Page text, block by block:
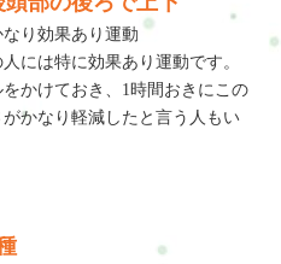
り効果あり運動
には特に効果あり運動です。
かけておき、1時間おきにこの
かなり軽減したと言う人もい